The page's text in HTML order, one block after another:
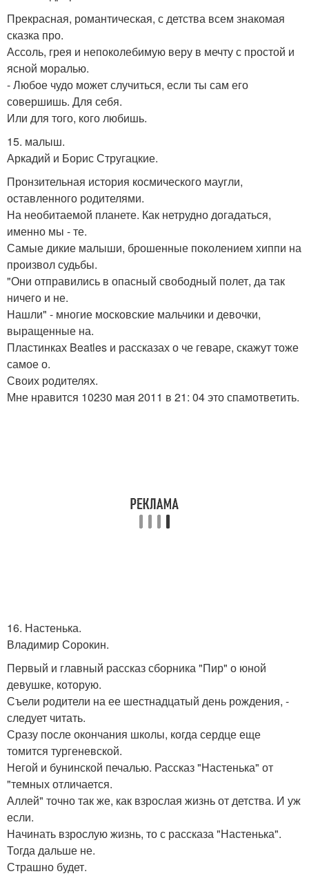
Прекрасная, романтическая, с детства всем знакомая
сказка про.
Ассоль, грея и непоколебимую веру в мечту с простой и
ясной моралью.
- Любое чудо может случиться, если ты сам его
совершишь. Для себя.
Или для того, кого любишь.
15. малыш.
Аркадий и Борис Стругацкие.
Пронзительная история космического маугли,
оставленного родителями.
На необитаемой планете. Как нетрудно догадаться,
именно мы - те.
Самые дикие малыши, брошенные поколением хиппи на
произвол судьбы.
"Они отправились в опасный свободный полет, да так
ничего и не.
Нашли" - многие московские мальчики и девочки,
выращенные на.
Пластинках Beatles и рассказах о че геваре, скажут тоже
самое о.
Своих родителях.
Мне нравится 10230 мая 2011 в 21: 04 это спамответить.
16. Настенька.
Владимир Сорокин.
Первый и главный рассказ сборника "Пир" о юной
девушке, которую.
Съели родители на ее шестнадцатый день рождения, -
следует читать.
Сразу после окончания школы, когда сердце еще
томится тургеневской.
Негой и бунинской печалью. Рассказ "Настенька" от
"темных отличается.
Аллей" точно так же, как взрослая жизнь от детства. И уж
если.
Начинать взрослую жизнь, то с рассказа "Настенька".
Тогда дальше не.
Страшно будет.